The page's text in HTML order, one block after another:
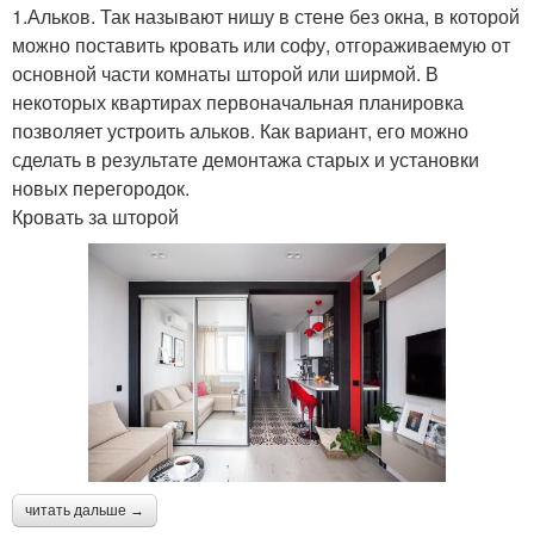
1.Альков. Так называют нишу в стене без окна, в которой
можно поставить кровать или софу, отгораживаемую от
основной части комнаты шторой или ширмой. В
некоторых квартирах первоначальная планировка
позволяет устроить альков. Как вариант, его можно
сделать в результате демонтажа старых и установки
новых перегородок.
Кровать за шторой
читать дальше →